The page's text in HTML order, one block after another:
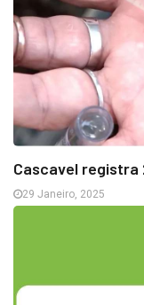
Cascavel registra
29 Janeiro, 2025